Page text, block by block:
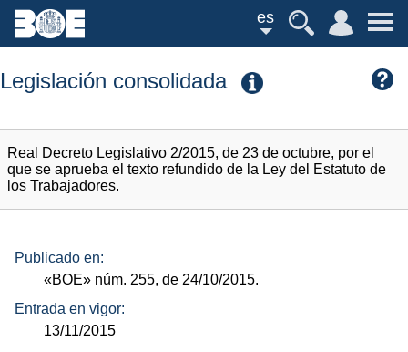
es
Legislación consolidada
Real Decreto Legislativo 2/2015, de 23 de octubre, por el
que se aprueba el texto refundido de la Ley del Estatuto de
los Trabajadores.
Publicado en:
«BOE» núm. 255, de 24/10/2015.
Entrada en vigor:
13/11/2015